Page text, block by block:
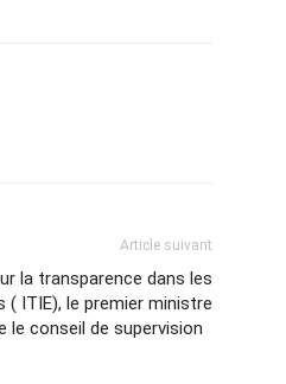
Article suivant
la transparence dans les
ITIE), le premier ministre
le conseil de supervision